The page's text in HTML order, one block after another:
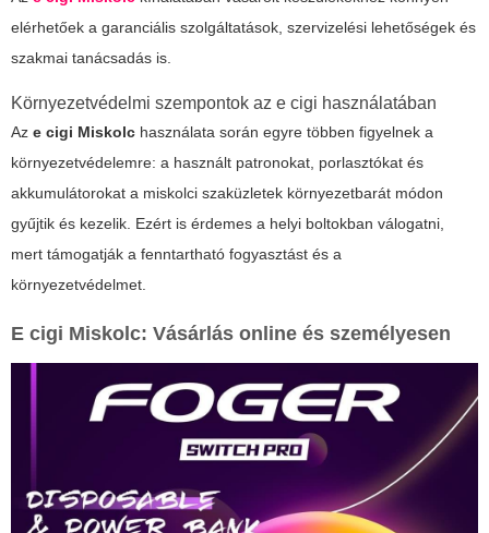
elérhetőek a garanciális szolgáltatások, szervizelési lehetőségek és
szakmai tanácsadás is.
Környezetvédelmi szempontok az e cigi használatában
Az e cigi Miskolc használata során egyre többen figyelnek a
környezetvédelemre: a használt patronokat, porlasztókat és
akkumulátorokat a miskolci szaküzletek környezetbarát módon
gyűjtik és kezelik. Ezért is érdemes a helyi boltokban válogatni,
mert támogatják a fenntartható fogyasztást és a
környezetvédelmet.
E cigi Miskolc: Vásárlás online és személyesen